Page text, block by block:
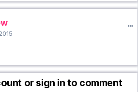
or sign in to comment